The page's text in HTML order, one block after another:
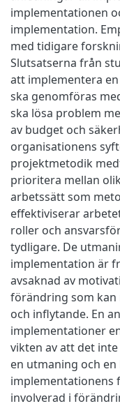
implementationen
implementation.
med tidigare
Slutsatserna från
att implementera
ska genomföras
ska lösa problem
av budget och
organisationens
projektmetodik
prioritera mellan
arbetssätt som
effektiviserar
roller och
tydligare. De
implementation är
avsaknad av
förändring som
och inflytande. En
implementationer
vikten av att det
en utmaning och
implementationens
involverad i